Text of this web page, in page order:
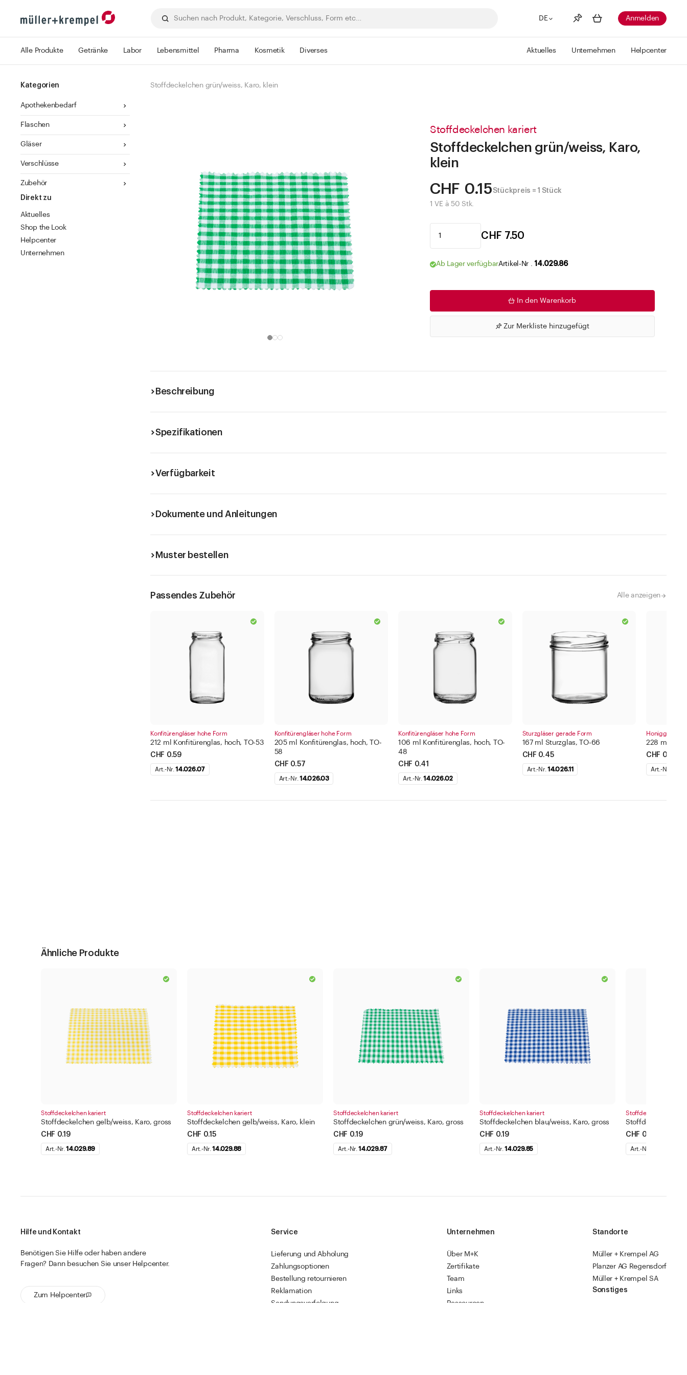
DE
Merkliste Mehr anzeigen
Anmelden
Alle Produkte Getränke Labor Lebensmittel Pharma Kosmetik Diverses Aktuelles Unternehmen Helpcenter
Kategorien
Apothekenbedarf
Flaschen
Gläser
Verschlüsse
Zubehör
Direkt zu
Aktuelles
Shop the Look
Helpcenter
Unternehmen
Stoffdeckelchen grün/weiss, Karo, klein
Stoffdeckelchen kariert
Stoffdeckelchen grün/weiss, Karo,
klein
CHF 0.15 Stückpreis = 1 Stück
1 VE à 50 Stk.
CHF 7.50
Ab Lager verfügbarArtikel-Nr . 14.029.86
In den Warenkorb
Zur Merkliste hinzugefügt
Beschreibung
Spezifikationen
Verfügbarkeit
Dokumente und Anleitungen
Muster bestellen
Passendes Zubehör Alle anzeigen
Konfitürengläser hohe Form
212 ml Konfitürenglas, hoch, TO-53
CHF 0.59
Art.-Nr.14.026.07
Konfitürengläser hohe Form
205 ml Konfitürenglas, hoch, TO-
58
CHF 0.57
Art.-Nr. 14.026.03
Konfitürengläser hohe Form
106 ml Konfitürenglas, hoch, TO-
48
CHF 0.41
Art.-Nr.14.026.02
Sturzgläser gerade Form
167 ml Sturzglas, TO-66
CHF 0.45
Art.-Nr. 14.026.11
Honiggläser
228 ml
CHF 0.44
Art.-Nr.
Ähnliche Produkte
Stoffdeckelchen kariert
Stoffdeckelchen gelb/weiss, Karo, gross
CHF 0.19
Art.-Nr.14.029.89
Stoffdeckelchen kariert
Stoffdeckelchen gelb/weiss, Karo, klein
CHF 0.15
Art.-Nr.14.029.88
Stoffdeckelchen kariert
Stoffdeckelchen grün/weiss, Karo, gross
CHF 0.19
Art.-Nr.14.029.87
Stoffdeckelchen kariert
Stoffdeckelchen blau/weiss, Karo, gross
CHF 0.19
Art.-Nr.14.029.85
Stoffdeckelchen
Stoffdeckelchen
CHF 0.15
Art.-Nr.
Hilfe und Kontakt
Benötigen Sie Hilfe oder haben andere
Fragen? Dann besuchen Sie unser Helpcenter.
Zum Helpcenter
Service
Lieferung und Abholung
Zahlungsoptionen
Bestellung retournieren
Reklamation
Sendungsverfolgung
Unternehmen
Über M+K
Zertifikate
Team
Links
Ressourcen
Standorte
Müller + Krempel AG
Planzer AG Regensdorf
Müller + Krempel SA
Sonstiges